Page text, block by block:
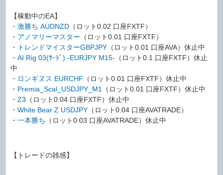
【稼動中のEA】
・ 激勝ち AUDNZD （ロット0.02 口座FXTF）
・ アノマリーマスター （ロット0.01 口座FXTF）
・
トレンドマイスターGBPJPY （ロット0.01 口座AVA）休止中
・ AI Rig 03(ｻｰﾄﾞ) -EURJPY M15- （ロット0.1 口座FXTF）休止
中
・ ロンギヌス EURCHF （ロット0.01 口座FXTF）休止中
・ Premia_Scal_USDJPY_M1 （ロット0.01 口座FXTF）休止中
・ Z3 （ロット0.04 口座FXTF）休止中
・ White Bear Z USDJPY （ロット0.04 口座AVATRADE）
・ 一本勝ち （ロット0.03 口座AVATRADE）休止中
【トレードの雑感】